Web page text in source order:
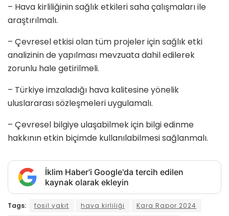
– Hava kirliliğinin sağlık etkileri saha çalışmaları ile
araştırılmalı.
– Çevresel etkisi olan tüm projeler için sağlık etki
analizinin de yapılması mevzuata dahil edilerek
zorunlu hale getirilmeli.
– Türkiye imzaladığı hava kalitesine yönelik
uluslararası sözleşmeleri uygulamalı.
– Çevresel bilgiye ulaşabilmek için bilgi edinme
hakkının etkin biçimde kullanılabilmesi sağlanmalı.
İklim Haber'i Google'da tercih edilen
kaynak olarak ekleyin
Tags: fosil yakıt hava kirliliği
Kara Rapor 2024